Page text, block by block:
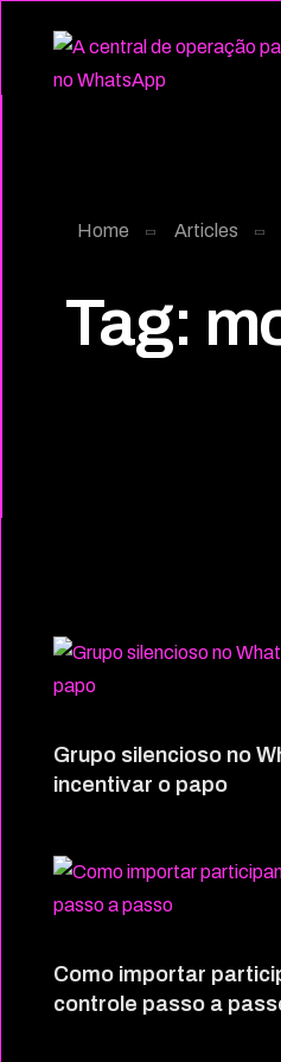
Home Articles
Tag:
Grupo silencioso no
incentivar o papo
Como importar
controle passo a